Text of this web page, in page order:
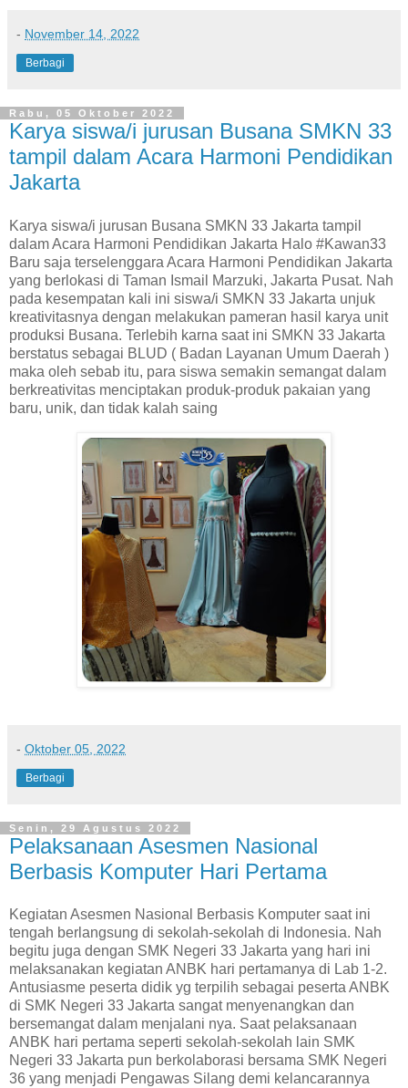
- November 14, 2022
Berbagi
Rabu, 05 Oktober 2022
Karya siswa/i jurusan Busana SMKN 33
tampil dalam Acara Harmoni Pendidikan
Jakarta
Karya siswa/i jurusan Busana SMKN 33 Jakarta tampil
dalam Acara Harmoni Pendidikan Jakarta Halo #Kawan33
Baru saja terselenggara Acara Harmoni Pendidikan Jakarta
yang berlokasi di Taman Ismail Marzuki, Jakarta Pusat. Nah
pada kesempatan kali ini siswa/i SMKN 33 Jakarta unjuk
kreativitasnya dengan melakukan pameran hasil karya unit
produksi Busana. Terlebih karna saat ini SMKN 33 Jakarta
berstatus sebagai BLUD ( Badan Layanan Umum Daerah )
maka oleh sebab itu, para siswa semakin semangat dalam
berkreativitas menciptakan produk-produk pakaian yang
baru, unik, dan tidak kalah saing
- Oktober 05, 2022
Berbagi
Senin, 29 Agustus 2022
Pelaksanaan Asesmen Nasional
Berbasis Komputer Hari Pertama
Kegiatan Asesmen Nasional Berbasis Komputer saat ini
tengah berlangsung di sekolah-sekolah di Indonesia. Nah
begitu juga dengan SMK Negeri 33 Jakarta yang hari ini
melaksanakan kegiatan ANBK hari pertamanya di Lab 1-2.
Antusiasme peserta didik yg terpilih sebagai peserta ANBK
di SMK Negeri 33 Jakarta sangat menyenangkan dan
bersemangat dalam menjalani nya. Saat pelaksanaan
ANBK hari pertama seperti sekolah-sekolah lain SMK
Negeri 33 Jakarta pun berkolaborasi bersama SMK Negeri
36 yang menjadi Pengawas Silang demi kelancarannya